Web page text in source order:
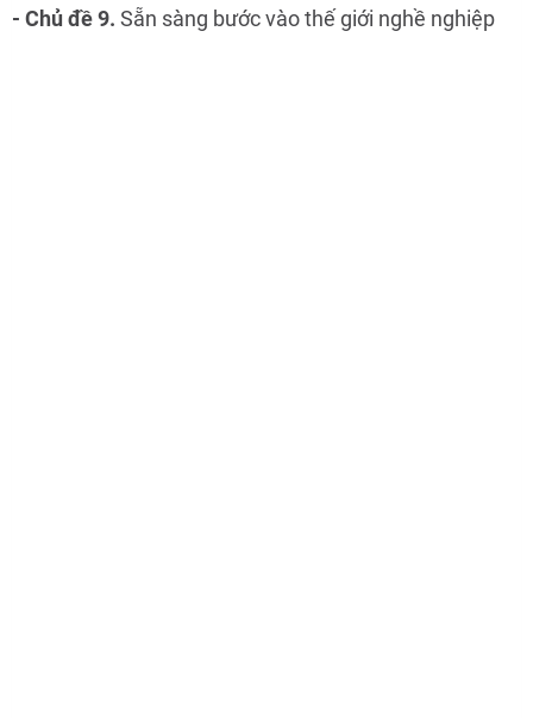
- Chủ đề 9. Sẵn sàng bước vào thế giới nghề nghiệp